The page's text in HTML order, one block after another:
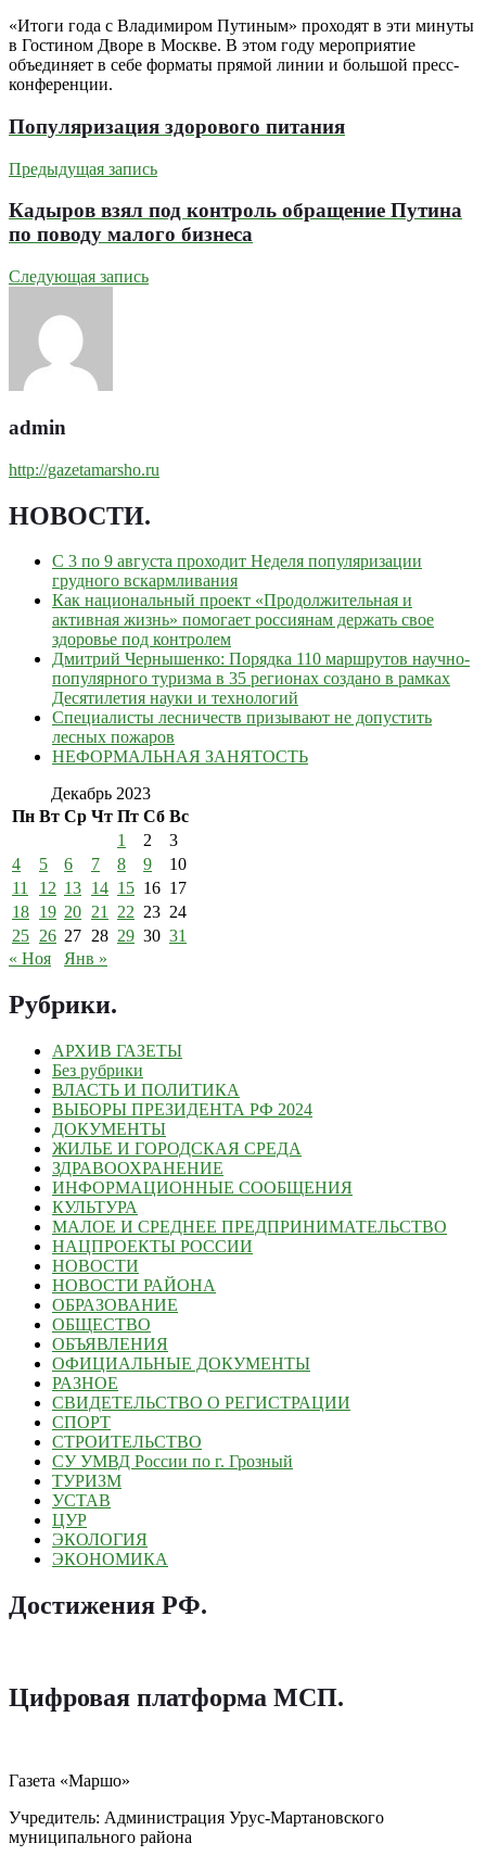
«Итоги года с Владимиром Путиным» проходят в эти минуты
в Гостином Дворе в Москве. В этом году мероприятие
объединяет в себе форматы прямой линии и большой пресс-
конференции.
Популяризация здорового питания
Предыдущая запись
Кадыров взял под контроль обращение Путина
по поводу малого бизнеса
Следующая запись
admin
http://gazetamarsho.ru
НОВОСТИ.
С 3 по 9 августа проходит Неделя популяризации
грудного вскармливания
Как национальный проект «Продолжительная и
активная жизнь» помогает россиянам держать свое
здоровье под контролем
Дмитрий Чернышенко: Порядка 110 маршрутов научно-
популярного туризма в 35 регионах создано в рамках
Десятилетия науки и технологий
Специалисты лесничеств призывают не допустить
лесных пожаров
НЕФОРМАЛЬНАЯ ЗАНЯТОСТЬ
Декабрь 2023
Пн Вт Ср Чт Пт Сб Вс
1
2
3
4
5 6 7 8 9
10
11
12 13 14 15 16 17
18 19 20 21 22 23 24
25 26 27 28 29 30 31
« Ноя
Янв »
Рубрики.
АРХИВ ГАЗЕТЫ
Без рубрики
ВЛАСТЬ И ПОЛИТИКА
ВЫБОРЫ ПРЕЗИДЕНТА РФ 2024
ДОКУМЕНТЫ
ЖИЛЬЕ И ГОРОДСКАЯ СРЕДА
ЗДРАВООХРАНЕНИЕ
ИНФОРМАЦИОННЫЕ СООБЩЕНИЯ
КУЛЬТУРА
МАЛОЕ И СРЕДНЕЕ ПРЕДПРИНИМАТЕЛЬСТВО
НАЦПРОЕКТЫ РОССИИ
НОВОСТИ
НОВОСТИ РАЙОНА
ОБРАЗОВАНИЕ
ОБЩЕСТВО
ОБЪЯВЛЕНИЯ
ОФИЦИАЛЬНЫЕ ДОКУМЕНТЫ
РАЗНОЕ
СВИДЕТЕЛЬСТВО О РЕГИСТРАЦИИ
СПОРТ
СТРОИТЕЛЬСТВО
СУ УМВД России по г. Грозный
ТУРИЗМ
УСТАВ
ЦУР
ЭКОЛОГИЯ
ЭКОНОМИКА
Достижения РФ.
Цифровая платформа МСП.
Газета «Маршо»
Учредитель: Администрация Урус-Мартановского
муниципального района